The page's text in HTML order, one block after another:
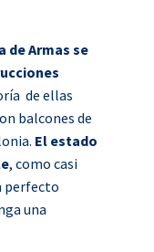
de Armas se
de ellas
balcones de
El estado
, como casi
perfecto
una